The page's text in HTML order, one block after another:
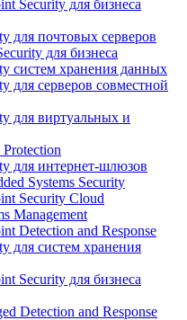
Security для бизнеса
для почтовых серверов
для бизнеса
систем хранения данных
для серверов совместной
для виртуальных и
для интернет-шлюзов
Systems Security
Security Cloud
Management
Detection and Response
для систем хранения
Security для бизнеса
Detection and Response